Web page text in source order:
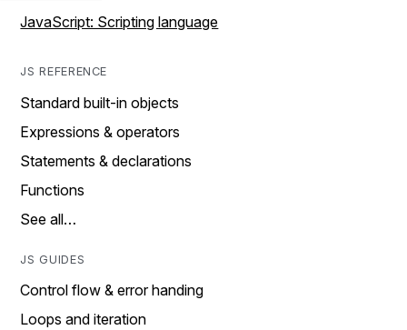
JavaScript: Scripting language
JS REFERENCE
Standard built-in objects
Expressions & operators
Statements & declarations
Functions
See all…
JS GUIDES
Control flow & error handing
Loops and iteration